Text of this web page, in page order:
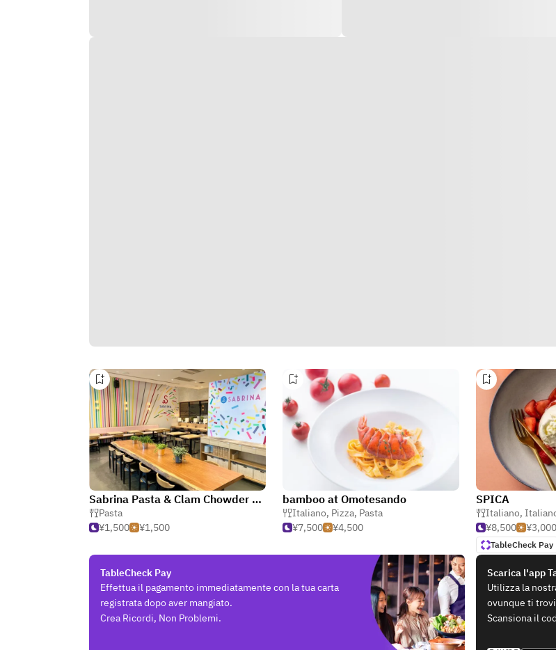
Sabrina Pasta & Clam Chowder Shibuya Hikarie
Pasta
¥1,500
¥1,500
bamboo at Omotesando
Italiano, Pizza, Pasta
¥7,500
¥4,500
SPICA
Italiano,
¥8,500
¥3,000
TableCheck Pay
TableCheck Pay
Effettua il pagamento immediatamente con la tua carta
registrata dopo aver mangiato.
Crea Ricordi, Non Problemi.
Scarica l'app
Utilizza la
ovunque ti
Scansiona il